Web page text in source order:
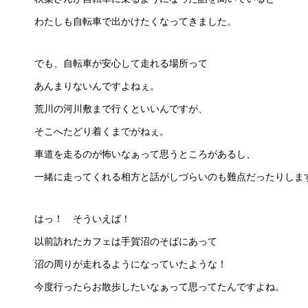
わたしも自転車で出かけたくなってきました。
でも、自転車が安心して走れる場所って
あんまりないんですよねぇ。
荒川の河川敷まで行くといいんですが、
そこへたどり着くまでがねぇ。
車道を走るのが怖いなぁって思うところがあるし、
一緒に走ってくれる相方と話がしづらいのも難点だったりしま
はっ！ そういえば！
以前訪れたカフェは手賀沼のそばにあって
沼の周りが走れるようになっていたような！
今度行ったらお散歩したいなぁって思ってたんですよね。